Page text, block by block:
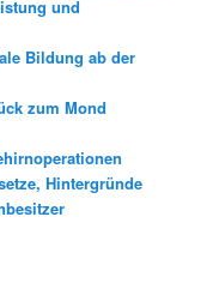
und
Bildung ab der
zum Mond
Hintergründe